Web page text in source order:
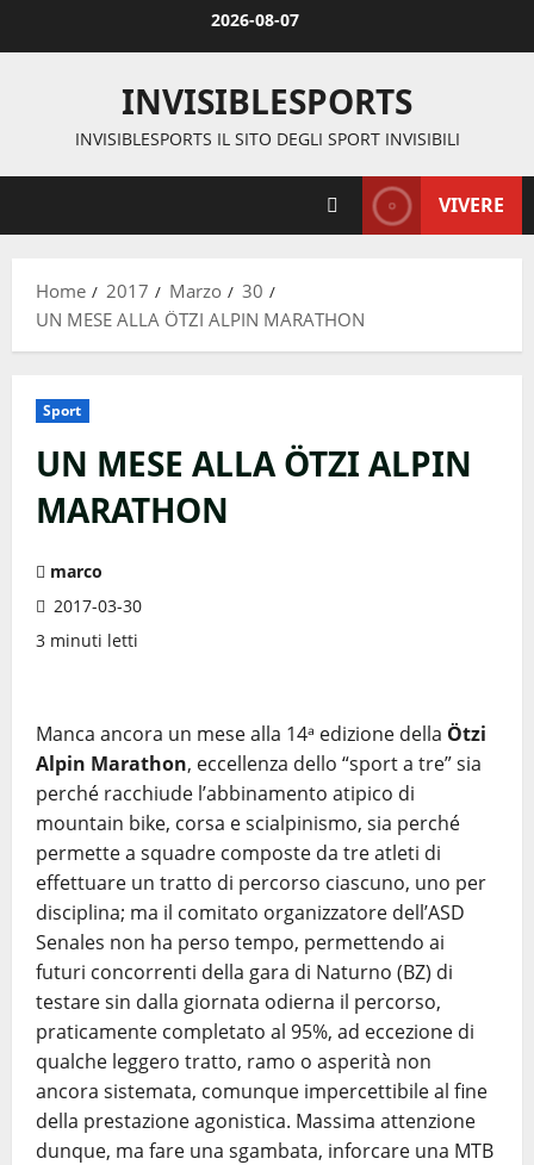
2026-08-07
INVISIBLESPORTS
INVISIBLESPORTS IL SITO DEGLI SPORT INVISIBILI
VIVERE
Home 2017 Marzo
30
UN MESE ALLA ÖTZI ALPIN MARATHON
Sport
UN MESE ALLA ÖTZI ALPIN
MARATHON
marco
2017-03-30
3 minuti letti
Manca ancora un mese alla 14ᵃ edizione della Ötzi
Alpin Marathon, eccellenza dello “sport a tre” sia
perché racchiude l’abbinamento atipico di
mountain bike, corsa e scialpinismo, sia perché
permette a squadre composte da tre atleti di
effettuare un tratto di percorso ciascuno, uno per
disciplina; ma il comitato organizzatore dell’ASD
Senales non ha perso tempo, permettendo ai
futuri concorrenti della gara di Naturno (BZ) di
testare sin dalla giornata odierna il percorso,
praticamente completato al 95%, ad eccezione di
qualche leggero tratto, ramo o asperità non
ancora sistemata, comunque impercettibile al fine
della prestazione agonistica. Massima attenzione
dunque, ma fare una sgambata, inforcare una MTB